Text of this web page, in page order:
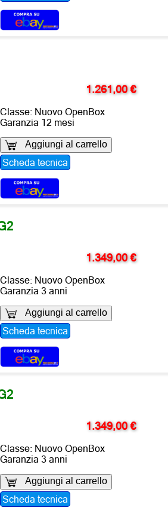
1.261,00 €
Classe: Nuovo OpenBox
Garanzia 12 mesi
Aggiungi al carrello
Scheda tecnica
1.349,00 €
Classe: Nuovo OpenBox
Garanzia 3 anni
Aggiungi al carrello
Scheda tecnica
1.349,00 €
Classe: Nuovo OpenBox
Garanzia 3 anni
Aggiungi al carrello
Scheda tecnica